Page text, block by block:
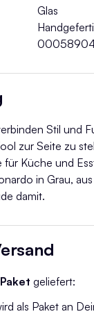
Glas
Stil und
zur Seite zu
Küche und
in Grau,
damit.
Paket geliefert:
als Paket an